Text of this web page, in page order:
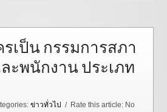
เป็น กรรมการสภา
ะพนักงาน ประเภท
ข่าวทั่วไป / Rate this article: No